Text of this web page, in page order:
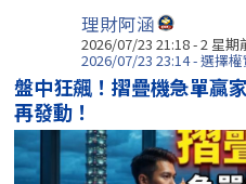
理財阿涵
2026/07/23 21:18 - 2 星期
2026/07/23 23:14 - 選擇
盤中狂飆！摺疊機急單贏
再發動！